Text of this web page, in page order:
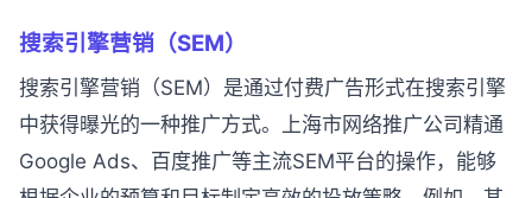
搜索引擎营销（SEM）
搜索引擎营销（SEM）是通过付费广告形式在搜索引擎
中获得曝光的一种推广方式。上海市网络推广公司精通
Google Ads、百度推广等主流SEM平台的操作，能够